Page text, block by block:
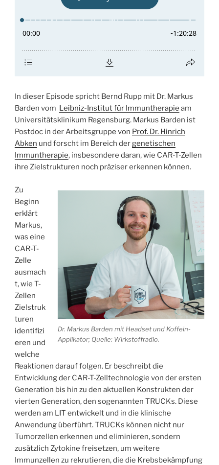
In dieser Episode spricht Bernd Rupp mit Dr. Markus
Barden vom Leibniz-Institut für Immuntherapie am
Universitätsklinikum Regensburg. Markus Barden ist
Postdoc in der Arbeitsgruppe von Prof. Dr. Hinrich
Abken und forscht im Bereich dergenetischen
Immuntherapie, insbesondere daran, wie CAR-T-Zellen
ihre Zielstrukturen noch präziser erkennen können.
Dr. Markus Barden mit Headset und Koffein-
Applikator; Quelle: Wirkstoffradio.
Zu
Beginn
erklärt
Markus,
was eine
CAR-T-
Zelle
ausmach
t, wie T-
Zellen
Zielstruk
turen
identifizi
eren und
welche
Reaktionen darauf folgen. Er beschreibt die
Entwicklung der CAR-T-Zelltechnologie von der ersten
Generation bis hin zu den aktuellen Konstrukten der
vierten Generation, den sogenannten TRUCKs. Diese
werden am LIT entwickelt und in die klinische
Anwendung überführt. TRUCKs können nicht nur
Tumorzellen erkennen und eliminieren, sondern
zusätzlich Zytokine freisetzen, um weitere
Immunzellen zu rekrutieren, die die Krebsbekämpfung